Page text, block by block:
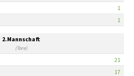
1
1
2.Mannschaft
(Tore)
21
17